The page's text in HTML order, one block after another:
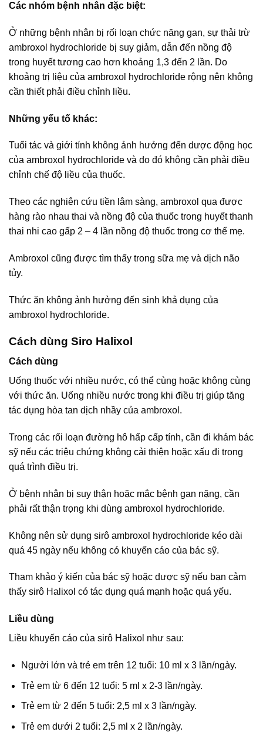
Các nhóm bệnh nhân đặc biệt:
Ở những bệnh nhân bị rối loạn chức năng gan, sự thải trừ
ambroxol hydrochloride bị suy giảm, dẫn đến nồng độ
trong huyết tương cao hơn khoảng 1,3 đến 2 lần. Do
khoảng trị liệu của ambroxol hydrochloride rộng nên không
cần thiết phải điều chỉnh liều.
Những yếu tố khác:
Tuổi tác và giới tính không ảnh hưởng đến dược động học
của ambroxol hydrochloride và do đó không cần phải điều
chỉnh chế độ liều của thuốc.
Theo các nghiên cứu tiền lâm sàng, ambroxol qua được
hàng rào nhau thai và nồng độ của thuốc trong huyết thanh
thai nhi cao gấp 2 – 4 lần nồng độ thuốc trong cơ thể mẹ.
Ambroxol cũng được tìm thấy trong sữa mẹ và dịch não
tủy.
Thức ăn không ảnh hưởng đến sinh khả dụng của
ambroxol hydrochloride.
Cách dùng Siro Halixol
Cách dùng
Uống thuốc với nhiều nước, có thể cùng hoặc không cùng
với thức ăn. Uống nhiều nước trong khi điều trị giúp tăng
tác dụng hòa tan dịch nhầy của ambroxol.
Trong các rối loạn đường hô hấp cấp tính, cần đi khám bác
sỹ nếu các triệu chứng không cải thiện hoặc xấu đi trong
quá trình điều trị.
Ở bệnh nhân bị suy thận hoặc mắc bệnh gan nặng, cần
phải rất thận trọng khi dùng ambroxol hydrochloride.
Không nên sử dụng sirô ambroxol hydrochloride kéo dài
quá 45 ngày nếu không có khuyến cáo của bác sỹ.
Tham khảo ý kiến của bác sỹ hoặc dược sỹ nếu bạn cảm
thấy sirô Halixol có tác dụng quá mạnh hoặc quá yếu.
Liều dùng
Liều khuyến cáo của sirô Halixol như sau:
Người lớn và trẻ em trên 12 tuổi: 10 ml x 3 lần/ngày.
Trẻ em từ 6 đến 12 tuổi: 5 ml x 2-3 lần/ngày.
Trẻ em từ 2 đến 5 tuổi: 2,5 ml x 3 lần/ngày.
Trẻ em dưới 2 tuổi: 2,5 ml x 2 lần/ngày.